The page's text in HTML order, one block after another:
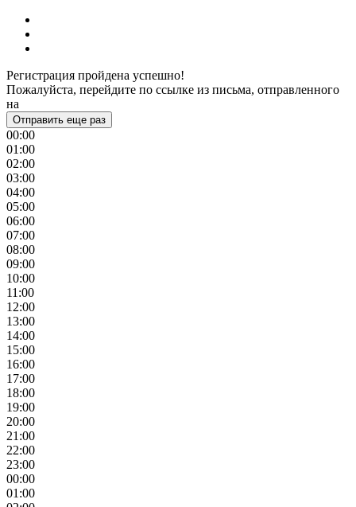
Регистрация пройдена успешно!
Пожалуйста, перейдите по ссылке из письма, отправленного
на
Отправить еще раз
00:00
01:00
02:00
03:00
04:00
05:00
06:00
07:00
08:00
09:00
10:00
11:00
12:00
13:00
14:00
15:00
16:00
17:00
18:00
19:00
20:00
21:00
22:00
23:00
00:00
01:00